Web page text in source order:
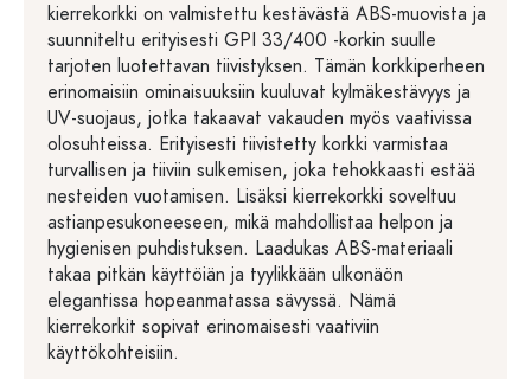
kierrekorkki on valmistettu kestävästä ABS-muovista ja
suunniteltu erityisesti GPI 33/400 -korkin suulle
tarjoten luotettavan tiivistyksen. Tämän korkkiperheen
erinomaisiin ominaisuuksiin kuuluvat kylmäkestävyys ja
UV-suojaus, jotka takaavat vakauden myös vaativissa
olosuhteissa. Erityisesti tiivistetty korkki varmistaa
turvallisen ja tiiviin sulkemisen, joka tehokkaasti estää
nesteiden vuotamisen. Lisäksi kierrekorkki soveltuu
astianpesukoneeseen, mikä mahdollistaa helpon ja
hygienisen puhdistuksen. Laadukas ABS-materiaali
takaa pitkän käyttöiän ja tyylikkään ulkonäön
elegantissa hopeanmatassa sävyssä. Nämä
kierrekorkit sopivat erinomaisesti vaativiin
käyttökohteisiin.